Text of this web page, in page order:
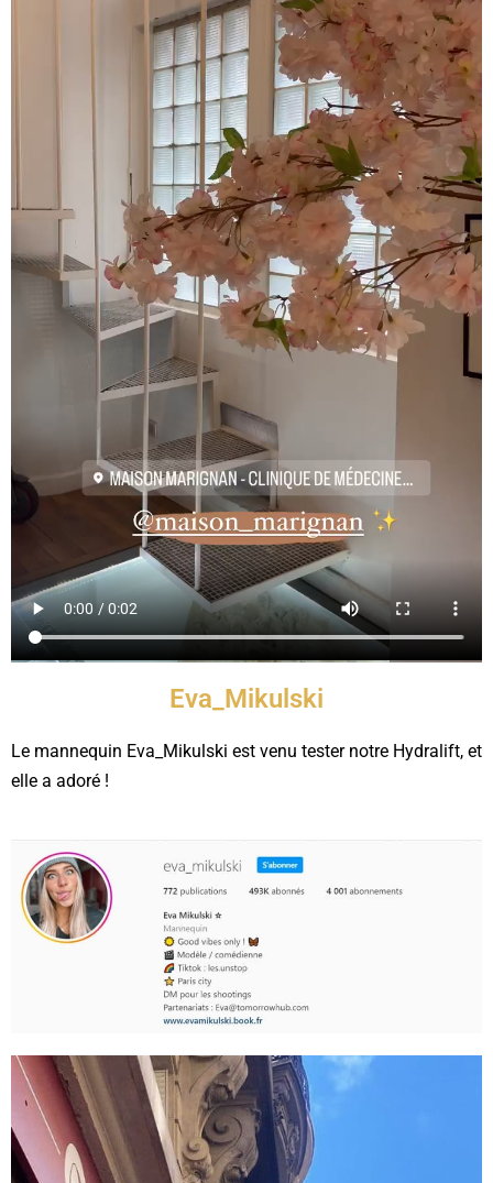
Eva_Mikulski
Le mannequin Eva_Mikulski est venu tester notre Hydralift, et
elle a adoré !